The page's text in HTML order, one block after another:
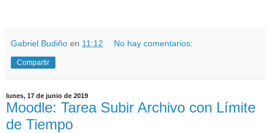
Gabriel Budiño en 11:12 No hay comentarios:
Compartir
lunes, 17 de junio de 2019
Moodle: Tarea Subir Archivo con Límite
de Tiempo